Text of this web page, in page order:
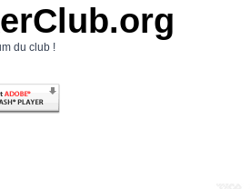
du club !